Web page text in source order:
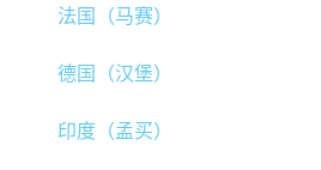
法国（马赛）
德国（汉堡）
印度（孟买）